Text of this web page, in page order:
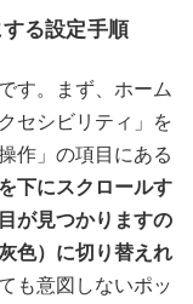
る設定手順
す。まず、ホーム
セシビリティ」を
作」の項目にある
下にスクロールす
が見つかりますの
色）に切り替えれ
も意図しないポッ